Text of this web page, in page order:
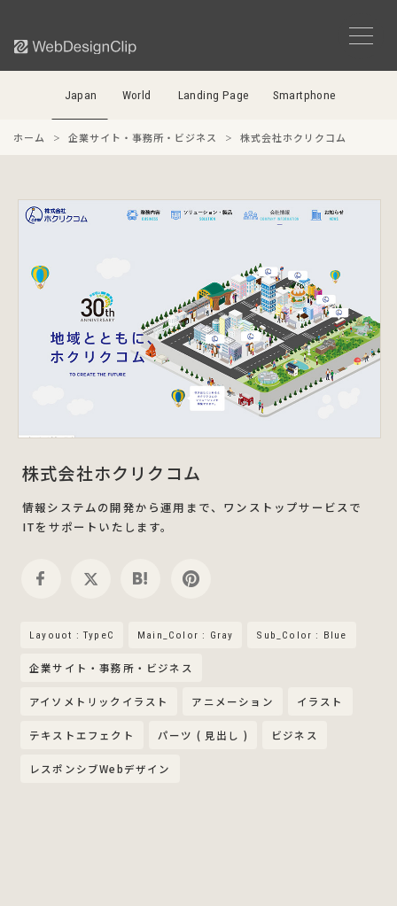
Japan World Landing Page Smartphone
ホーム 企業サイト・事務所・ビジネス 株式会社ホクリクコム
株式会社ホクリクコム
情報システムの開発から運用まで、ワンストップサービスで
ITをサポートいたします。
Layouot : TypeC Main_Color : Gray Sub_Color : Blue
企業サイト・事務所・ビジネス
アイソメトリックイラスト アニメーション イラスト
テキストエフェクト パーツ ( 見出し ) ビジネス
レスポンシブWebデザイン